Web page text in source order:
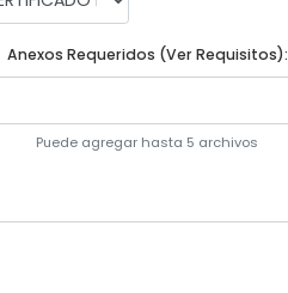
Anexos Requeridos (Ver Requisitos):
Puede agregar hasta 5 archivos